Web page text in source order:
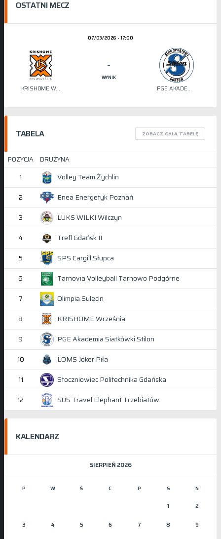
OSTATNI MECZ
07/03/2026 - 17:00
KRISHOME WRZEŚNIA PGE AKADEMIA SIATKÓWKI STILON
-
WYNIK
TABELA ZOBACZ CAŁĄ TABELĘ
POZYCJA
DRUŻYNA
1
Volley Team Żychlin
2 Enea Energetyk Poznań
3 LUKS WILKI Wilczyn
4 Trefl Gdańsk II
5 SPS Cargill Słupca
6 Tarnovia Volleyball Tarnowo Podgórne
7 Olimpia Sulęcin
8 KRISHOME Września
9 PGE Akademia Siatkówki Stilon
10 LOMS Joker Piła
11 Stoczniowiec Politechnika Gdańska
12 SUS Travel Elephant Trzebiatów
KALENDARZ
SIERPIEŃ 2026
P W Ś C P S N
1 2
3 4 5 6 7 8 9